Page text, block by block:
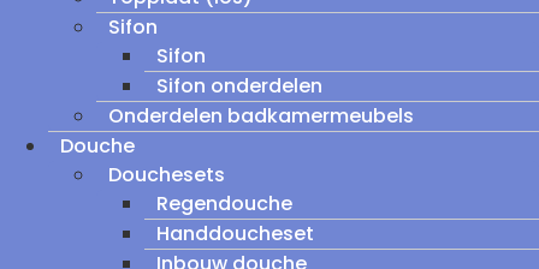
Sifon
Sifon
Sifon onderdelen
Onderdelen badkamermeubels
Douche
Douchesets
Regendouche
Handdoucheset
Inbouw douche